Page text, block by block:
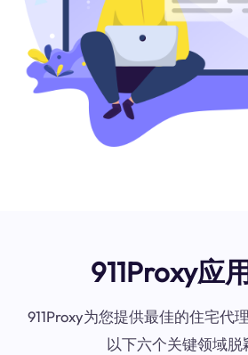
911Proxy应
911Proxy为您提供最佳的住宅代
以下六个关键领域脱